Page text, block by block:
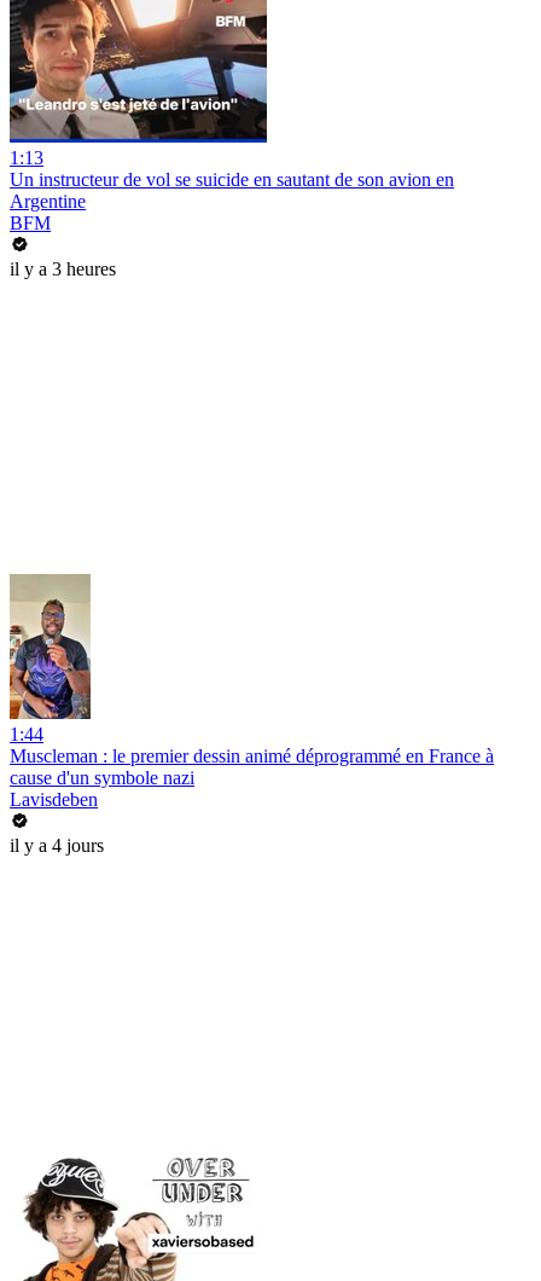
1:13
Un instructeur de vol se suicide en sautant de son avion en
Argentine
BFM
il y a 3 heures
1:44
Muscleman : le premier dessin animé déprogrammé en France à
cause d'un symbole nazi
Lavisdeben
il y a 4 jours